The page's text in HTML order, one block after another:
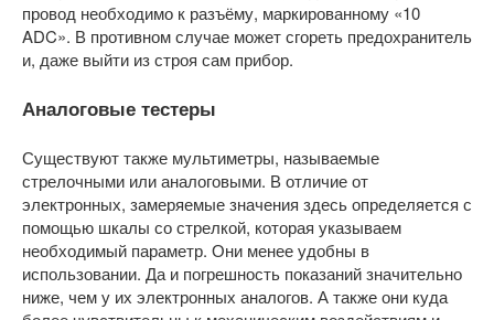
провод необходимо к разъёму, маркированному «10
ADC». В противном случае может сгореть предохранитель
и, даже выйти из строя сам прибор.
Аналоговые тестеры
Существуют также мультиметры, называемые
стрелочными или аналоговыми. В отличие от
электронных, замеряемые значения здесь определяется с
помощью шкалы со стрелкой, которая указываем
необходимый параметр. Они менее удобны в
использовании. Да и погрешность показаний значительно
ниже, чем у их электронных аналогов. А также они куда